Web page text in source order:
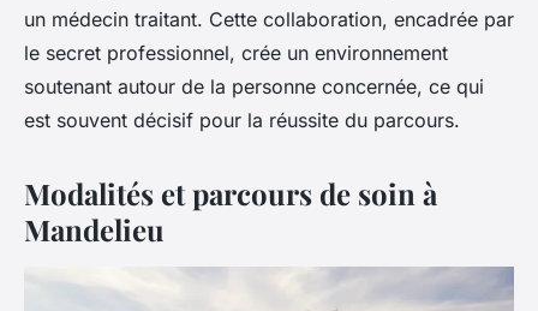
un médecin traitant. Cette collaboration, encadrée par
le secret professionnel, crée un environnement
soutenant autour de la personne concernée, ce qui
est souvent décisif pour la réussite du parcours.
Modalités et parcours de soin à
Mandelieu